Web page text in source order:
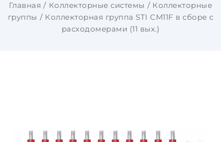
Главная Коллекторные системы
Коллекторные
группы
Коллекторная группа STI СМ11F в сборе с
расходомерами (11 вых.)